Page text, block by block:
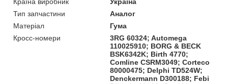
Тип запчастини
Аналог
Матеріал
Гума
Кросс-номери
3RG 60324; Automega
110025910; BORG & BECK
BSK6342K; Birth 4770;
Comline CSRM3049; Corteco
80000475; Delphi TD524W;
Denckermann D300188; Febi